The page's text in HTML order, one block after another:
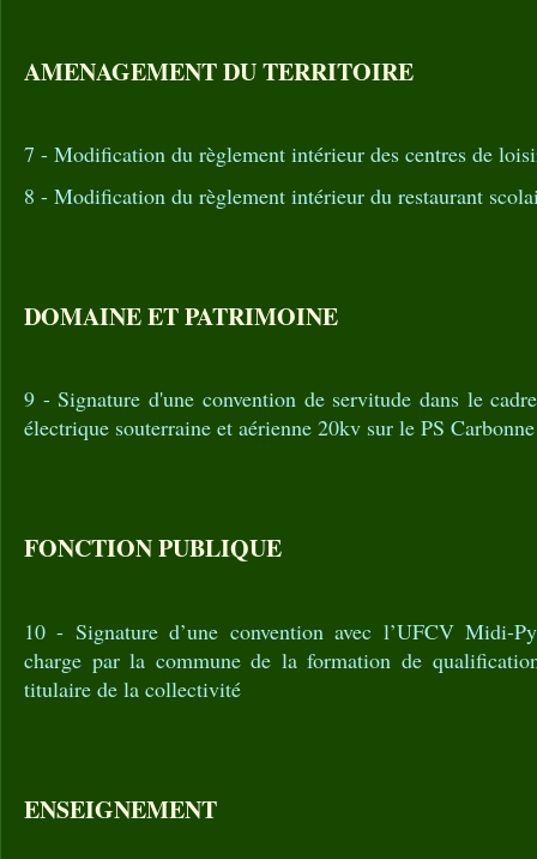
AMENAGEMENT DU TERRITOIRE
7 - Modification du règlement intérieur des centres de
8 - Modification du règlement intérieur du restaurant
DOMAINE ET PATRIMOINE
9 - Signature d'une convention de servitude dans le
électrique souterraine et aérienne 20kv sur le PS Carbonne
FONCTION PUBLIQUE
10 - Signature d’une convention avec l’UFCV Midi-
charge par la commune de la formation de
titulaire de la collectivité
ENSEIGNEMENT